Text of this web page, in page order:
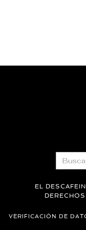
EL
VERIFICACIÓN DE